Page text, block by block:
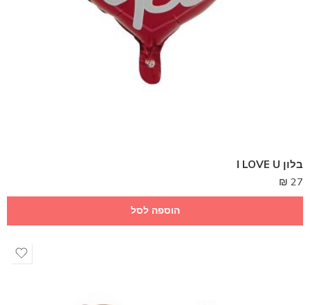
בלון I LOVE U
27
₪
הוספה לסל